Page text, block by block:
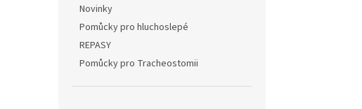
Novinky
Pomůcky pro hluchoslepé
REPASY
Pomůcky pro Tracheostomii